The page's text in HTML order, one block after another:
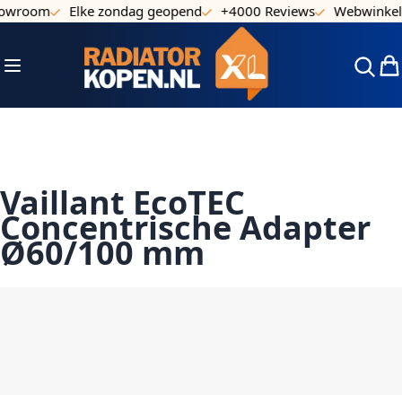
Ga naar de inhoud
Elke zondag geopend +4000 Reviews Webwinkel
Toggle Nav
Vaillant EcoTEC
Concentrische Adapter
Ø60/100 mm